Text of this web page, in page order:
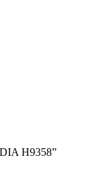
H9358”